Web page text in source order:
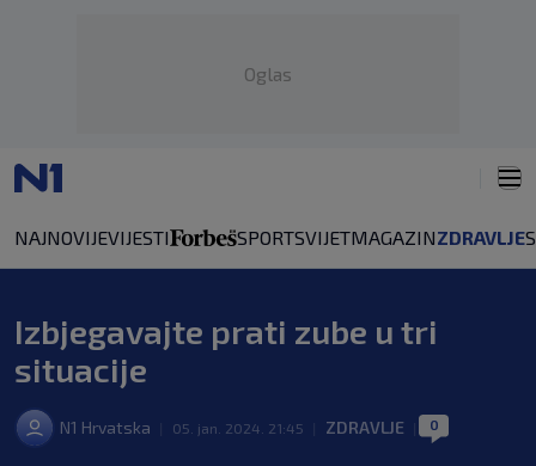
Oglas
NAJNOVIJEVIJESTI SPORTSVIJETMAGAZINZDRAVLJE
Izbjegavajte prati zube u tri
situacije
N1 Hrvatska 05. jan. 2024. 21:45 ZDRAVLJE 0